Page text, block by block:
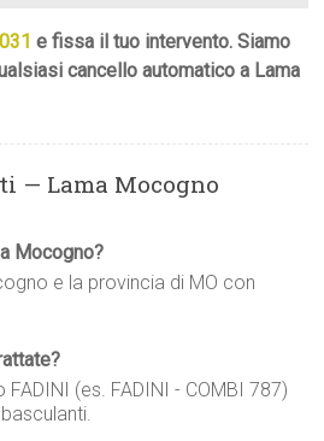
e fissa il tuo intervento. Siamo
cancello automatico a Lama
— Lama Mocogno
Mocogno?
e la provincia di MO con
(es. FADINI - COMBI 787)